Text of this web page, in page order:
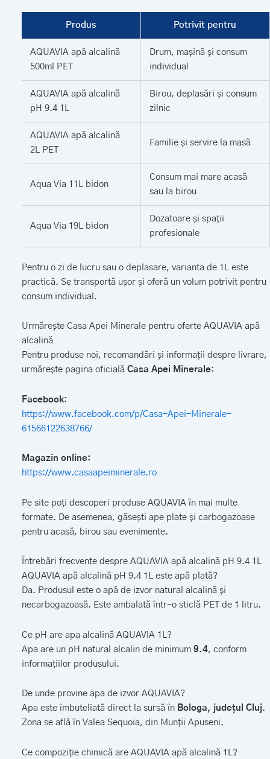
Produs Potrivit pentru
AQUAVIA apă alcalină
500ml PET
Drum, mașină și consum
individual
AQUAVIA apă alcalină
pH 9.4 1L
Birou, deplasări și consum
zilnic
AQUAVIA apă alcalină
2L PET
Familie și servire la masă
Aqua Via 11L bidon
Consum mai mare acasă
sau la birou
Aqua Via 19L bidon
Dozatoare și spații
profesionale
Pentru o zi de lucru sau o deplasare, varianta de 1L este
practică. Se transportă ușor și oferă un volum potrivit pentru
consum individual.
Urmărește Casa Apei Minerale pentru oferte AQUAVIA apă
alcalină
Pentru produse noi, recomandări și informații despre livrare,
urmărește pagina oficială Casa Apei Minerale:
Facebook:
https://www.facebook.com/p/Casa-Apei-Minerale-
61566122638766/
Magazin online:
https://www.casaapeiminerale.ro
Pe site poți descoperi produse AQUAVIA în mai multe
formate. De asemenea, găsești ape plate și carbogazoase
pentru acasă, birou sau evenimente.
Întrebări frecvente despre AQUAVIA apă alcalină pH 9.4 1L
AQUAVIA apă alcalină pH 9.4 1L este apă plată?
Da. Produsul este o apă de izvor natural alcalină și
necarbogazoasă. Este ambalată într-o sticlă PET de 1 litru.
Ce pH are apa alcalină AQUAVIA 1L?
Apa are un pH natural alcalin de minimum 9.4, conform
informațiilor produsului.
De unde provine apa de izvor AQUAVIA?
Apa este îmbuteliată direct la sursă în Bologa, județul Cluj.
Zona se află în Valea Sequoia, din Munții Apuseni.
Ce compoziție chimică are AQUAVIA apă alcalină 1L?